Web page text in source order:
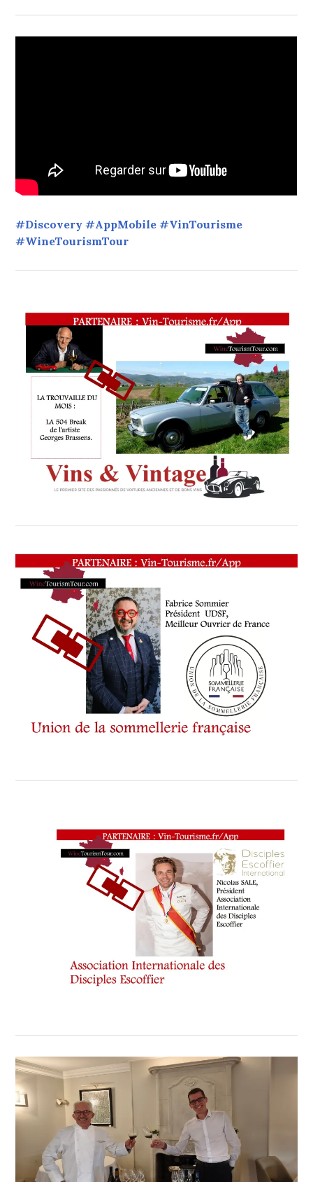
#Discovery #AppMobile #VinTourisme
#WineTourismTour